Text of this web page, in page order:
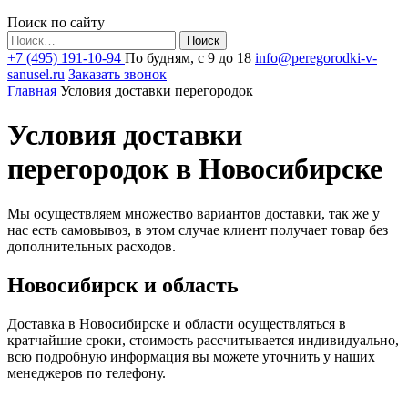
Поиск по сайту
Найти:
+7 (495) 191-10-94 По будням, с 9 до 18 info@peregorodki-v-
sanusel.ru Заказать звонок
Главная Условия доставки перегородок
Условия доставки
перегородок в Новосибирске
Мы осуществляем множество вариантов доставки, так же у
нас есть самовывоз, в этом случае клиент получает товар без
дополнительных расходов.
Новосибирск и область
Доставка в Новосибирске и области осуществляться в
кратчайшие сроки, стоимость рассчитывается индивидуально,
всю подробную информация вы можете уточнить у наших
менеджеров по телефону.